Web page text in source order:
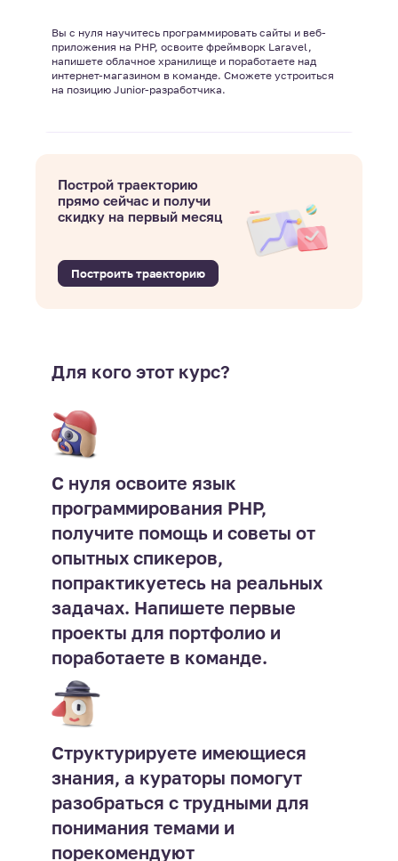
Вы с нуля научитесь программировать сайты и веб-
приложения на PHP, освоите фреймворк Laravel,
напишете облачное хранилище и поработаете над
интернет-магазином в команде. Сможете устроиться
на позицию Junior-разработчика.
Построй траекторию
прямо сейчас и получи
скидку на первый месяц
Построить траекторию
Для кого этот курс?
С нуля освоите язык
программирования PHP,
получите помощь и советы от
опытных спикеров,
попрактикуетесь на реальных
задачах. Напишете первые
проекты для портфолио и
поработаете в команде.
Структурируете имеющиеся
знания, а кураторы помогут
разобраться с трудными для
понимания темами и
порекомендуют